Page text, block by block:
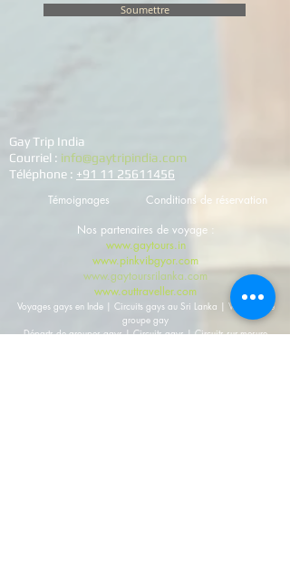
r
e
Soumettre
Gay Trip India
Courriel : info@gaytripindia.com
Téléphone : +91 11 25611456
Témoignages
Conditions de réservation
Nos partenaires de voyage :
www.gaytours.in
www.pinkvibgyor.com
www.gaytoursrilanka.com
www.outtraveller.com
Voyages gays en Inde | Circuits gays au Sri Lanka | Voyages de
groupe gay
Départs de groupes gays | Circuits gays | Circuits sur mesure